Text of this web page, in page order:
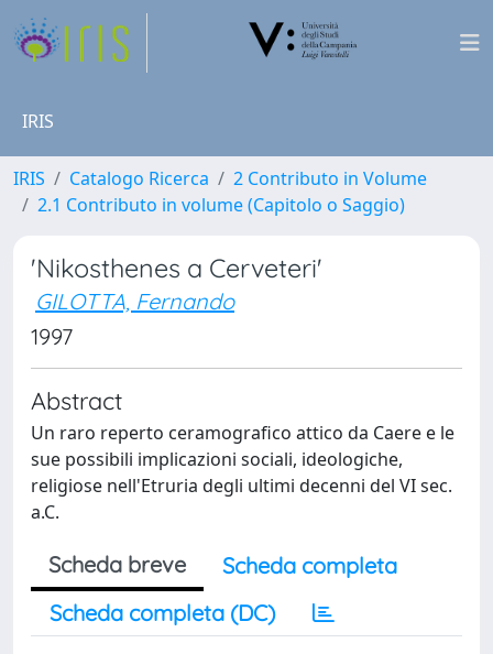
IRIS
IRIS Catalogo Ricerca
2 Contributo in Volume
2.1 Contributo in volume (Capitolo o Saggio)
'Nikosthenes a Cerveteri'
GILOTTA, Fernando
1997
Abstract
Un raro reperto ceramografico attico da Caere e le
sue possibili implicazioni sociali, ideologiche,
religiose nell'Etruria degli ultimi decenni del VI sec.
a.C.
Scheda breve
Scheda completa
Scheda completa (DC)